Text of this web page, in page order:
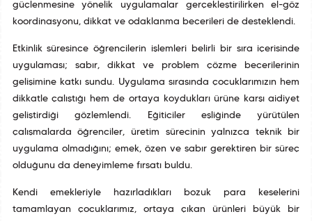
güçlenmesine yönelik uygulamalar gerçekleştirilirken el-göz
koordinasyonu, dikkat ve odaklanma becerileri de desteklendi.
Etkinlik süresince öğrencilerin işlemleri belirli bir sıra içerisinde
uygulaması; sabır, dikkat ve problem çözme becerilerinin
gelişimine katkı sundu. Uygulama sırasında çocuklarımızın hem
dikkatle çalıştığı hem de ortaya koydukları ürüne karşı aidiyet
geliştirdiği gözlemlendi. Eğiticiler eşliğinde yürütülen
çalışmalarda öğrenciler, üretim sürecinin yalnızca teknik bir
uygulama olmadığını; emek, özen ve sabır gerektiren bir süreç
olduğunu da deneyimleme fırsatı buldu.
Kendi emekleriyle hazırladıkları bozuk para keselerini
tamamlayan çocuklarımız, ortaya çıkan ürünleri büyük bir